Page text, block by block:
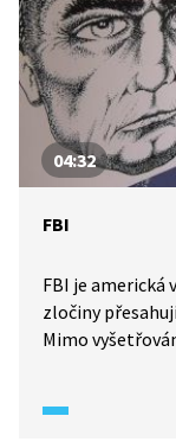
04:32
FBI
FBI je americká
zločiny
Mimo